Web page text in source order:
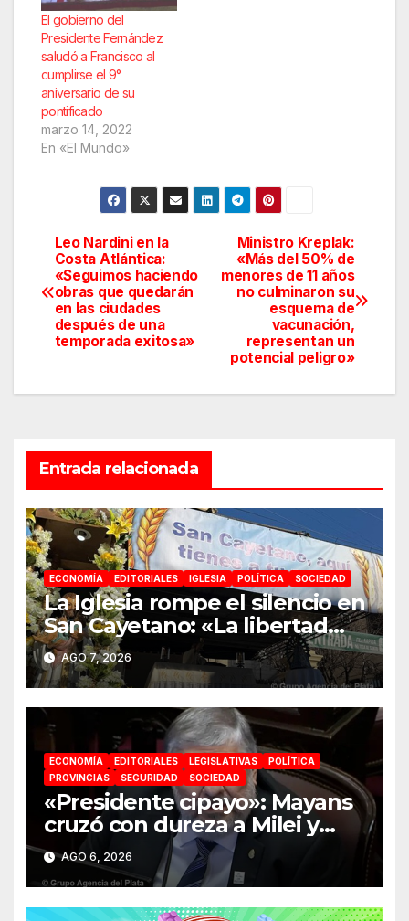
El gobierno del
Presidente Fernández
saludó a Francisco al
cumplirse el 9°
aniversario de su
pontificado
marzo 14, 2022
En «El Mundo»
Navegación
de
entradas
Ministro Kreplak:
«Más del 50% de
menores de 11 años
no culminaron su
esquema de
vacunación,
representan un
potencial peligro»
Leo Nardini en la
Costa Atlántica:
«Seguimos haciendo
obras que quedarán
en las ciudades
después de una
temporada exitosa»
Entrada relacionada
ECONOMÍA EDITORIALES IGLESIA POLÍTICA SOCIEDAD
La Iglesia rompe el silencio en
San Cayetano: «La libertad
económica no puede ser
absoluta»
AGO 7, 2026
ECONOMÍA EDITORIALES LEGISLATIVAS
POLÍTICA
PROVINCIAS
SEGURIDAD SOCIEDAD
«Presidente cipayo»: Mayans
cruzó con dureza a Milei y
advirtió sobre un juicio
político por traición a la Patria
AGO 6, 2026